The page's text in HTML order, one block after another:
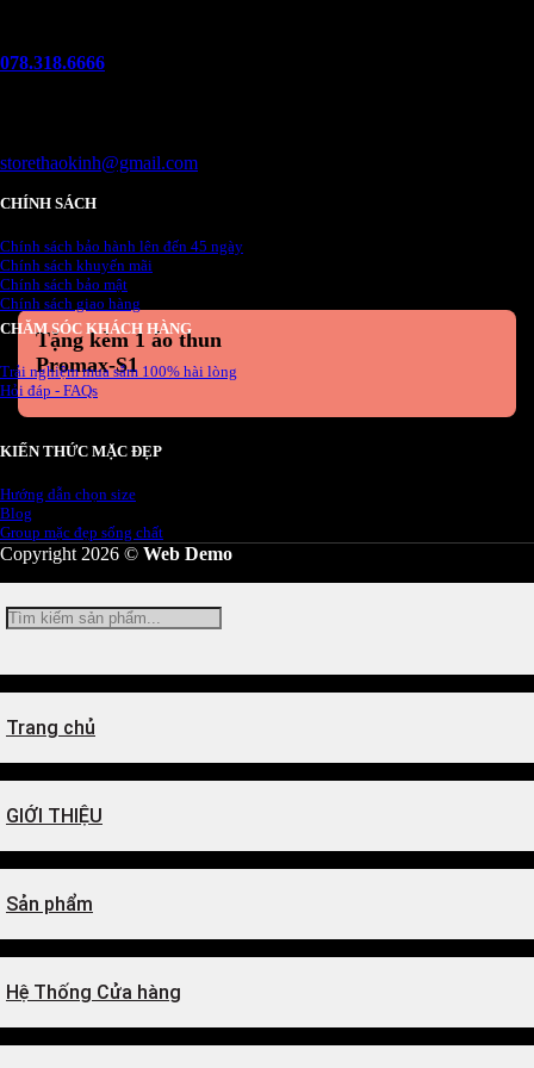
Tặng kèm 1 áo thun
Promax-S1
078.318.6666
storethaokinh@gmail.com
CHÍNH SÁCH
Chính sách bảo hành lên đến 45 ngày
Chính sách khuyến mãi
Chính sách bảo mật
Chính sách giao hàng
CHĂM SÓC KHÁCH HÀNG
Trải nghiệm mua sắm 100% hài lòng
Hỏi đáp - FAQs
KIẾN THỨC MẶC ĐẸP
Hướng dẫn chọn size
Blog
Group mặc đẹp sống chất
Copyright 2026 © Web Demo
Tìm
Trang chủ
GIỚI THIỆU
Sản phẩm
Hệ Thống Cửa hàng